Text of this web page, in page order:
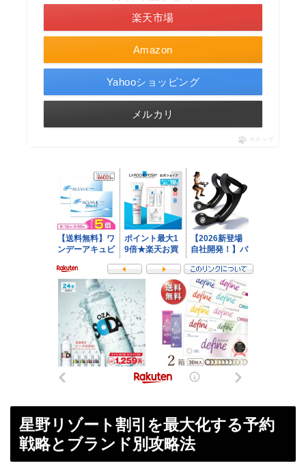
Amazon
楽天市場
Yahooショッピング
メルカリ
ポチップ
星野リゾート割引を最大化する予約
戦略とブランド別攻略法